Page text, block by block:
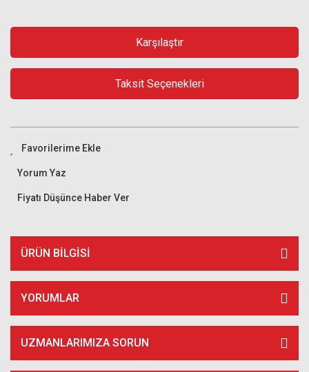
Karşılaştır
Taksit Seçenekleri
Yorum Yaz
Fiyatı Düşünce Haber Ver
ÜRÜN BILGISI
YORUMLAR
UZMANLARIMIZA SORUN